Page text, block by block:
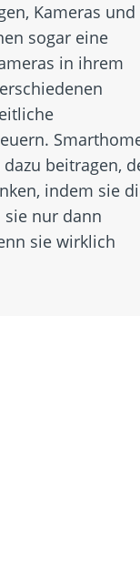
Kameras und
sogar eine
in ihrem
beitragen,
indem sie
sie nur dann
sie wirklich